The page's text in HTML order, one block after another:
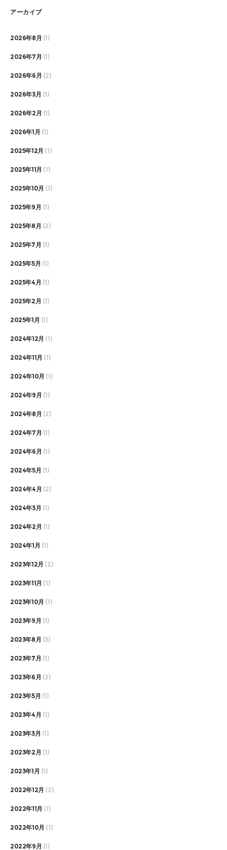
アーカイブ
2026年8月 (1)
2026年7月 (1)
2026年6月 (2)
2026年3月 (1)
2026年2月 (1)
2026年1月 (1)
2025年12月 (1)
2025年11月 (1)
2025年10月 (1)
2025年9月 (1)
2025年8月 (2)
2025年7月 (1)
2025年5月 (1)
2025年4月 (1)
2025年2月 (1)
2025年1月 (1)
2024年12月 (1)
2024年11月 (1)
2024年10月 (1)
2024年9月 (1)
2024年8月 (2)
2024年7月 (1)
2024年6月 (1)
2024年5月 (1)
2024年4月 (2)
2024年3月 (1)
2024年2月 (1)
2024年1月 (1)
2023年12月 (2)
2023年11月 (1)
2023年10月 (1)
2023年9月 (1)
2023年8月 (3)
2023年7月 (1)
2023年6月 (2)
2023年5月 (1)
2023年4月 (1)
2023年3月 (1)
2023年2月 (1)
2023年1月 (1)
2022年12月 (2)
2022年11月 (1)
2022年10月 (1)
2022年9月 (1)